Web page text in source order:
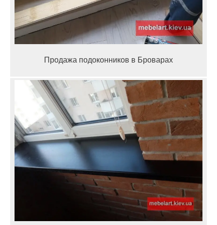
Продажа подоконников в Броварах